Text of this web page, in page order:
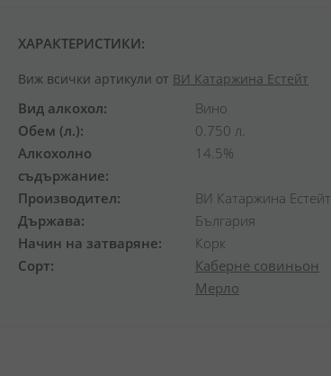
ХАРАКТЕРИСТИКИ:
Виж всички артикули от ВИ Катаржина Естейт
Вид алкохол
Вино
Обем (л.)
0.750 л.
Алкохолно
съдържание
14.5%
Производител
ВИ Катаржина Естейт
Държава
България
Начин на затваряне
Корк
Сорт
Каберне совиньон
Мерло